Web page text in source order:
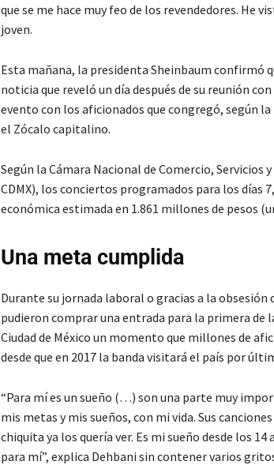
que se me hace muy feo de los revendedores. He
joven.
Esta mañana, la presidenta Sheinbaum confirmó
noticia que reveló un día después de su reunión
evento con los aficionados que congregó, según
el Zócalo capitalino.
Según la Cámara Nacional de Comercio, Servicios
CDMX), los conciertos programados para los días
económica estimada en 1.861 millones de pesos
Una meta cumplida
Durante su jornada laboral o gracias a la
pudieron comprar una entrada para la primera de
Ciudad de México un momento que millones de
desde que en 2017 la banda visitará el país por
“Para mí es un sueño (…) son una parte muy
mis metas y mis sueños, con mi vida. Sus
chiquita ya los quería ver. Es mi sueño desde los
para mí”, explica Dehbani sin contener varios